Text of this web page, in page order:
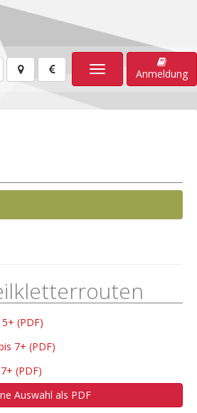
Toggle
navigation
Anmeldung
(PDF)
7+ (PDF)
(PDF)
Auswahl als PDF